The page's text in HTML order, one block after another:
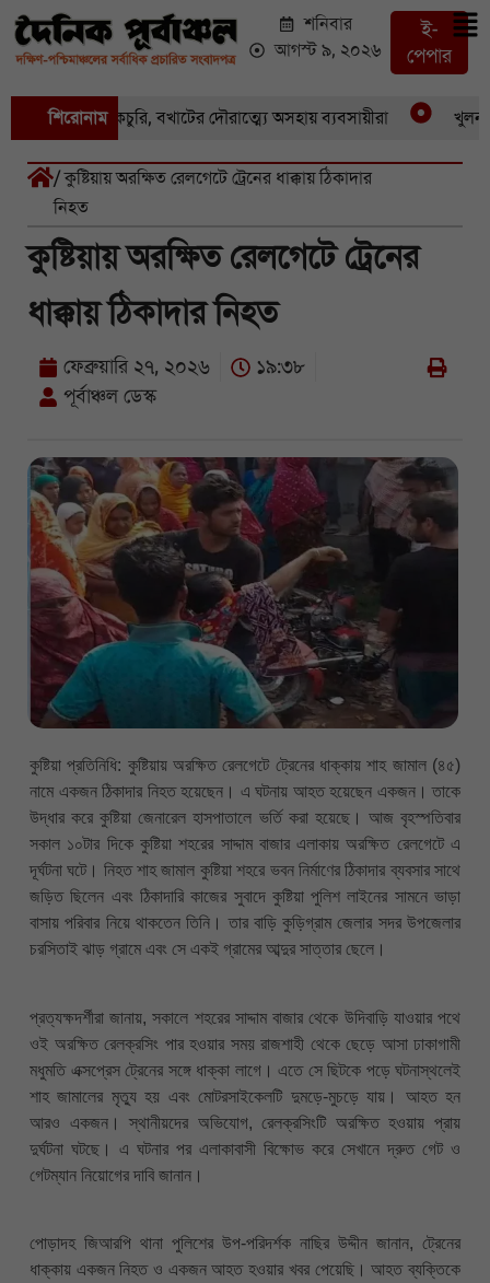
শনিবার
আগস্ট ৯, ২০২৬
ই-
পেপার
শিরোনাম
একের পর একচুরি, বখাটের দৌরাত্ম্যে অসহায় ব্যবসায়ীরা খুলনার
/ কুষ্টিয়ায় অরক্ষিত রেলগেটে ট্রেনের ধাক্কায় ঠিকাদার
নিহত
কুষ্টিয়ায় অরক্ষিত রেলগেটে ট্রেনের
ধাক্কায় ঠিকাদার নিহত
ফেব্রুয়ারি ২৭, ২০২৬
১৯:৩৮
পূর্বাঞ্চল ডেস্ক
কুষ্টিয়া প্রতিনিধি: কুষ্টিয়ায় অরক্ষিত রেলগেটে ট্রেনের ধাক্কায় শাহ জামাল (৪৫)
নামে একজন ঠিকাদার নিহত হয়েছেন। এ ঘটনায় আহত হয়েছেন একজন। তাকে
উদ্ধার করে কুষ্টিয়া জেনারেল হাসপাতালে ভর্তি করা হয়েছে। আজ বৃহস্পতিবার
সকাল ১০টার দিকে কুষ্টিয়া শহরের সাদ্দাম বাজার এলাকায় অরক্ষিত রেলগেটে এ
দূর্ঘটনা ঘটে। নিহত শাহ জামাল কুষ্টিয়া শহরে ভবন নির্মাণের ঠিকাদার ব্যবসার সাথে
জড়িত ছিলেন এবং ঠিকাদারি কাজের সুবাদে কুষ্টিয়া পুলিশ লাইনের সামনে ভাড়া
বাসায় পরিবার নিয়ে থাকতেন তিনি। তার বাড়ি কুড়িগ্রাম জেলার সদর উপজেলার
চরসিতাই ঝাড় গ্রামে এবং সে একই গ্রামের আব্দুর সাত্তার ছেলে।
প্রত্যক্ষদর্শীরা জানায়, সকালে শহরের সাদ্দাম বাজার থেকে উদিবাড়ি যাওয়ার পথে
ওই অরক্ষিত রেলক্রসিং পার হওয়ার সময় রাজশাহী থেকে ছেড়ে আসা ঢাকাগামী
মধুমতি এক্সপ্রেস ট্রেনের সঙ্গে ধাক্কা লাগে। এতে সে ছিটকে পড়ে ঘটনাস্থলেই
শাহ জামালের মৃত্যু হয় এবং মোটরসাইকেলটি দুমড়ে-মুচড়ে যায়। আহত হন
আরও একজন। স্থানীয়দের অভিযোগ, রেলক্রসিংটি অরক্ষিত হওয়ায় প্রায়
দুর্ঘটনা ঘটছে। এ ঘটনার পর এলাকাবাসী বিক্ষোভ করে সেখানে দ্রুত গেট ও
গেটম্যান নিয়োগের দাবি জানান।
পোড়াদহ জিআরপি থানা পুলিশের উপ-পরিদর্শক নাছির উদ্দীন জানান, ট্রেনের
ধাক্কায় একজন নিহত ও একজন আহত হওয়ার খবর পেয়েছি। আহত ব্যক্তিকে